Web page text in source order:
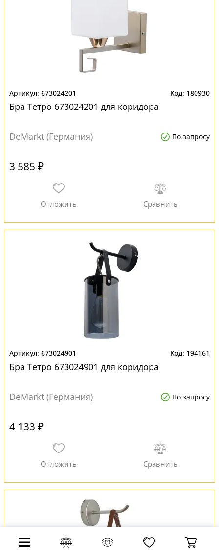
673024201 180930
Бра Тетро 673024201 для коридора
DeMarkt (Германия) По запросу
3 585 ₽
673024901 194161
Бра Тетро 673024901 для коридора
DeMarkt (Германия) По запросу
4 133 ₽